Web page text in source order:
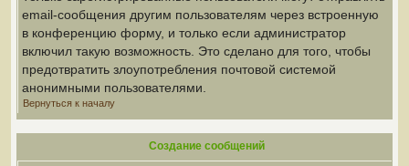
email-сообщения другим пользователям через встроенную
в конференцию форму, и только если администратор
включил такую возможность. Это сделано для того, чтобы
предотвратить злоупотребления почтовой системой
анонимными пользователями.
Вернуться к началу
Создание сообщений